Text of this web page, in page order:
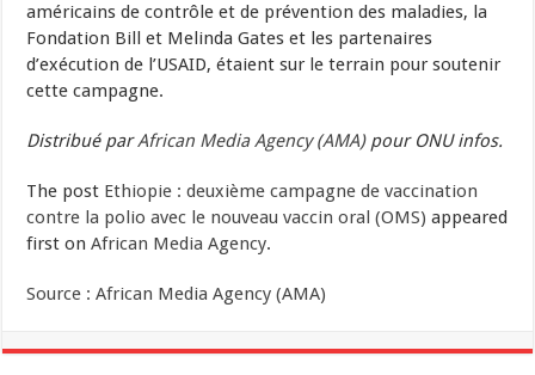
américains de contrôle et de prévention des maladies, la
Fondation Bill et Melinda Gates et les partenaires
d’exécution de l’USAID, étaient sur le terrain pour soutenir
cette campagne.
Distribué parAfrican Media Agency (AMA)pour ONU infos.
The post Ethiopie : deuxième campagne de vaccination
contre la polio avec le nouveau vaccin oral (OMS) appeared
first onAfrican Media Agency.
Source : African Media Agency (AMA)